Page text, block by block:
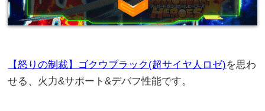
【怒りの制裁】ゴクウブラック(超サイヤ人ロゼ)を思わ
せる、火力&サポート&デバフ性能です。